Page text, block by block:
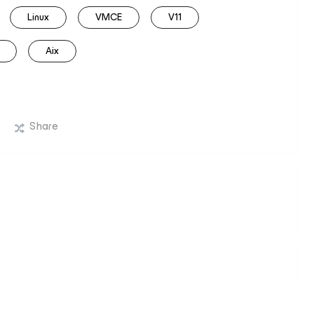
Linux VMCE V11
Aix
Share